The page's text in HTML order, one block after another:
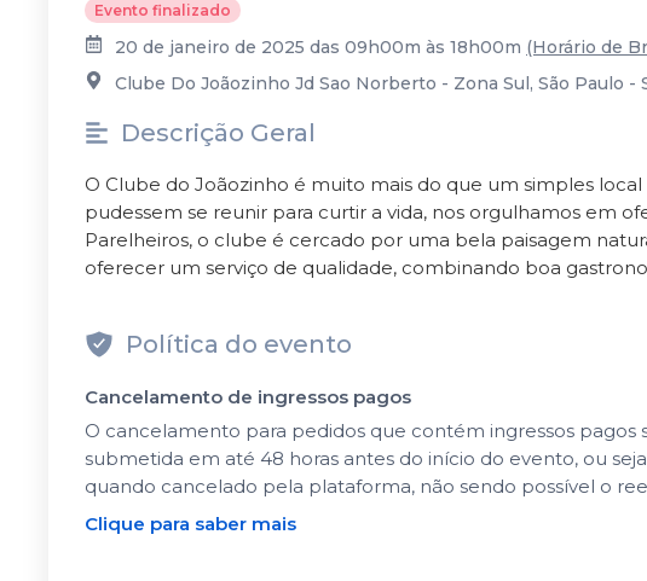
Evento finalizado
20 de janeiro de 2025 das 09h00m às 18h00m (Horário de
Clube Do Joãozinho Jd Sao Norberto - Zona Sul, São Paulo -
Descrição Geral
O Clube do Joãozinho é muito mais do que um simples
pudessem se reunir para curtir a vida, nos orgulhamos em
Parelheiros, o clube é cercado por uma bela paisagem
oferecer um serviço de qualidade, combinando boa
Política do evento
Cancelamento de ingressos pagos
O cancelamento para pedidos que contém ingressos pagos
submetida em até 48 horas antes do início do evento, ou
quando cancelado pela plataforma, não sendo possível o
Clique para saber mais